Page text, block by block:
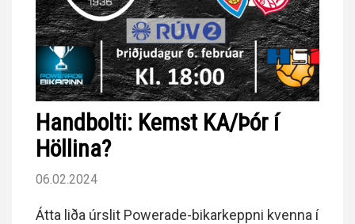
Handbolti: Kemst KA/Þór í
Höllina?
06.02.2024
Átta liða úrslit Powerade-bikarkeppni kvenna í